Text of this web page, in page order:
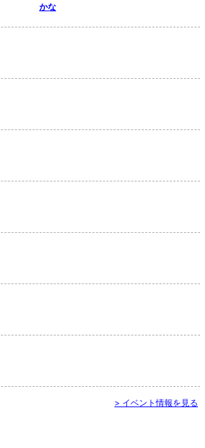
かな
> イベント情報を見る